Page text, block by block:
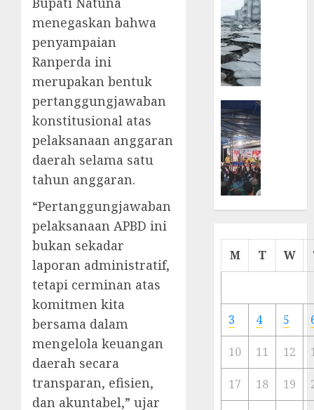
menegaskan bahwa
penyampaian
Ranperda ini
merupakan bentuk
pertanggungjawaban
konstitusional atas
pelaksanaan anggaran
daerah selama satu
tahun anggaran.
“Pertanggungjawaban
pelaksanaan APBD ini
bukan sekadar
laporan administratif,
tetapi cerminan atas
komitmen kita
bersama dalam
mengelola keuangan
daerah secara
transparan, efisien,
dan akuntabel,” ujar
Cermin
Ibu
Kota
23/11/
M T W
3 4 5
10 11 12
17 18 19